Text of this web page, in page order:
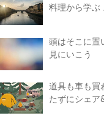
料理から学ぶ
頭はそこに置
見にいこう
道具も車も買
たずにシェア